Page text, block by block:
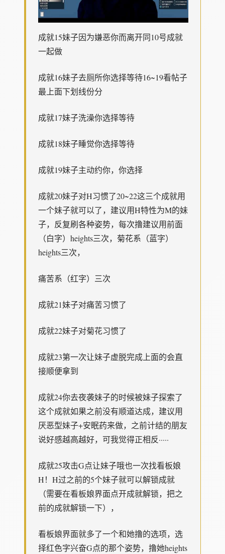
成就15妹子因为嫌恶你而离开同10号成就
一起做
成就16妹子去厕所你选择等待16~19看帖子
最上面下划线份分
成就17妹子洗澡你选择等待
成就18妹子睡觉你选择等待
成就19妹子主动约你，你选择
成就20妹子对H习惯了20~22这三个成就用
一个妹子就可以了，建议用H特性为M的妹
子，反复刷各种姿势，每次撸建议用前面
（白字）heights三次，菊花系（蓝字）
heights三次，
痛苦系（红字）三次
成就21妹子对痛苦习惯了
成就22妹子对菊花习惯了
成就23第一次让妹子虚脱完成上面的会直
接顺便拿到
成就24你去夜袭妹子的时候被妹子探索了
这个成就如果之前没有顺道达成，建议用
厌恶型妹子+安眠药来做，之前计结的朋友
说好感越高越好，可我觉得正相反·····
成就25攻击G点让妹子哦也一次找看板娘
H！H过之前的5个妹子就可以解锁成就
（需要在看板娘界面点开成就解锁，把之
前的成就解锁一下），
看板娘界面就多了一个和她撸的选项，选
择红色字兴奋G点的那个姿势，撸她heights